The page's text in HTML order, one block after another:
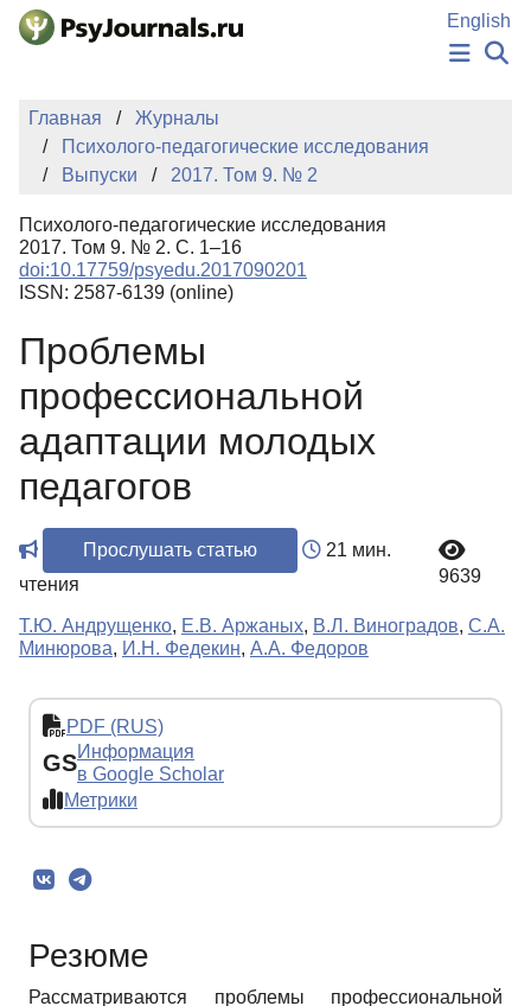
Перейти к основному содержанию
English
НОВОСТИ
АВТОРЫ
КЛЮЧЕВЫЕ СЛОВА
Регистрация
Главная
Журналы
Психолого-педагогические исследования
Выпуски
2017. Том 9. № 2
Психолого-педагогические исследования
2017. Том 9. № 2. С. 1–16
doi:10.17759/psyedu.2017090201
ISSN: 2587-6139 (online)
Проблемы
профессиональной
адаптации молодых
педагогов
Прослушать статью
21 мин.
чтения
9639
Т.Ю. Андрущенко, Е.В. Аржаных, В.Л. Виноградов, С.А.
Минюрова, И.Н. Федекин, А.А. Федоров
PDF (RUS)
GSИнформация
в Google Scholar
Метрики
Резюме
Рассматриваются проблемы профессиональной